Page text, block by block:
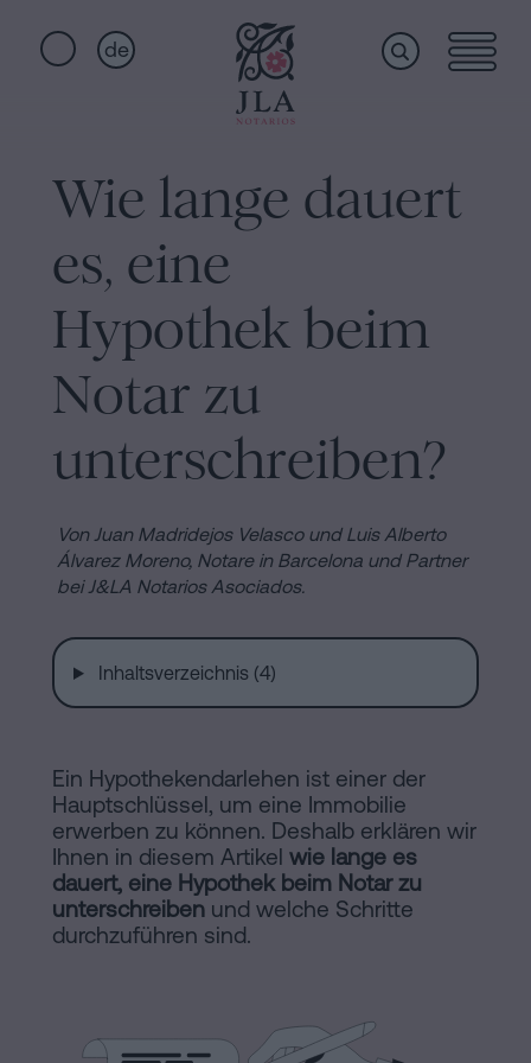
de
Dienstleistungen
Wer
wir
sind
Installationen
Online-
Notariat
Blog
Kontaktieren
Rechtlicher
Staatsbürgerschaftseid
für
in
Barcelona
Kaufvertrag
Barcelona
Auflösung
einer
Online-
Notariat
Handels-
und
Gesellschaftsrecht
Eine
fünf
Wie lange dauert
es, eine
Hypothek beim
Notar zu
unterschreiben?
Von Juan Madridejos Velasco und Luis Alberto
Álvarez Moreno, Notare in Barcelona und Partner
bei J&LA Notarios Asociados.
Inhaltsverzeichnis (4)
Ein Hypothekendarlehen ist einer der
Hauptschlüssel, um eine Immobilie
erwerben zu können. Deshalb erklären wir
Ihnen in diesem Artikel wie lange es
dauert, eine Hypothek beim Notar zu
unterschreiben und welche Schritte
durchzuführen sind.